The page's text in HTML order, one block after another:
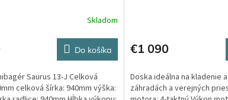
Skladom
Do košíka
Saurus 13-J Celková
celková šírka: 940mm výška:
€1 090
Doska ideálna na kladenie
záhradách a verejných